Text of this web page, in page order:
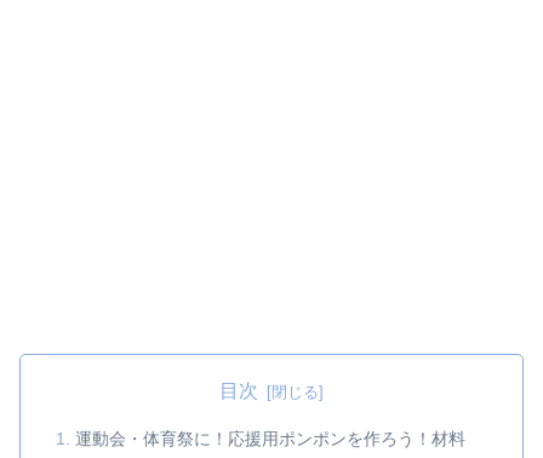
目次
運動会・体育祭に！応援用ポンポンを作ろう！材料